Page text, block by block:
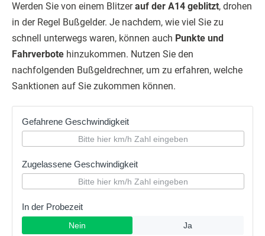
Werden Sie von einem Blitzerauf der A14 geblitzt, drohen
in der Regel Bußgelder. Je nachdem, wie viel Sie zu
schnell unterwegs waren, können auch Punkte und
Fahrverbote hinzukommen. Nutzen Sie den
nachfolgenden Bußgeldrechner, um zu erfahren, welche
Sanktionen auf Sie zukommen können.